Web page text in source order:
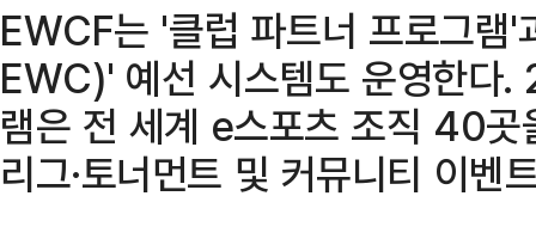
EWCF는 '클럽 파트너 프로그
EWC)' 예선 시스템도 운영한다
램은 전 세계 e스포츠 조직 40곳
리그·토너먼트 및 커뮤니티 이벤